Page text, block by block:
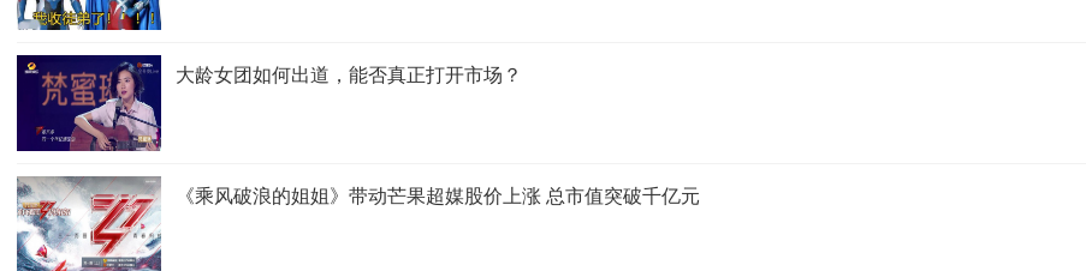
大龄女团如何出道，能否真正打开市场？
《乘风破浪的姐姐》带动芒果超媒股价上涨 总市值突破千亿元